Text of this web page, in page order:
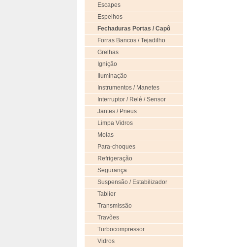
Escapes
Espelhos
Fechaduras Portas / Capô
Forras Bancos / Tejadilho
Grelhas
Ignição
Iluminação
Instrumentos / Manetes
Interruptor / Relé / Sensor
Jantes / Pneus
Limpa Vidros
Molas
Para-choques
Refrigeração
Segurança
Suspensão / Estabilizador
Tablier
Transmissão
Travões
Turbocompressor
Vidros